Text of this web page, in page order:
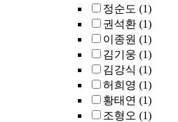
정순도 (1)
권석환 (1)
이종원 (1)
김기웅 (1)
김강식 (1)
허희영 (1)
황태연 (1)
조형오 (1)